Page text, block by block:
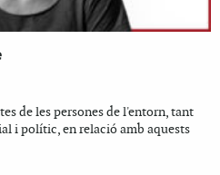
de les persones de l'entorn, tant
i polític, en relació amb aquests